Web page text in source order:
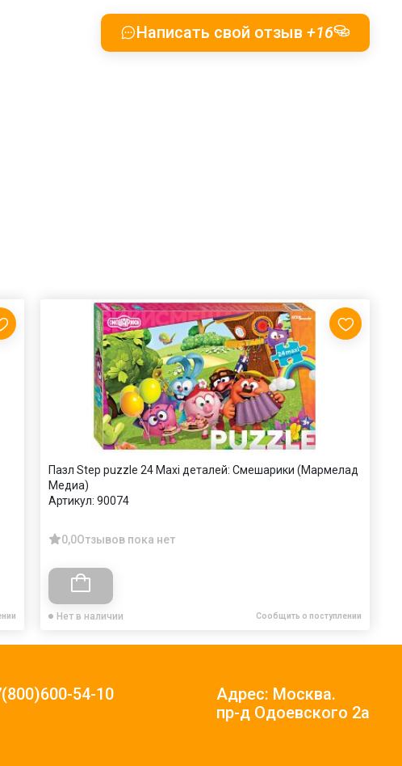
Написать свой отзыв +16
Пазл Step puzzle 24 Maxi деталей: Смешарики (Мармелад
Медиа)
Артикул: 90074
0,0Отзывов пока нет
Нет в наличии Сообщить о поступлении
54-10
Адрес: Москва.
пр-д Одоевского 2а